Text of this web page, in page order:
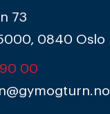
73
0840 Oslo
00